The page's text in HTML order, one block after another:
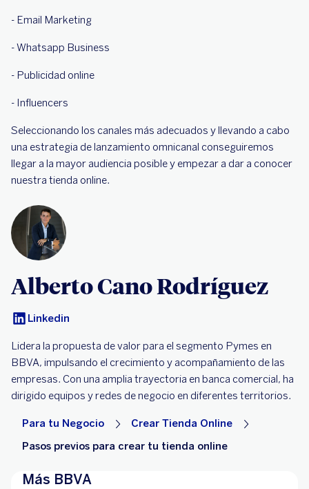
- Email Marketing
- Whatsapp Business
- Publicidad online
- Influencers
Seleccionando los canales más adecuados y llevando a cabo
una estrategia de lanzamiento omnicanal conseguiremos
llegar a la mayor audiencia posible y empezar a dar a conocer
nuestra tienda online.
Alberto Cano Rodríguez
Linkedin
Lidera la propuesta de valor para el segmento Pymes en
BBVA, impulsando el crecimiento y acompañamiento de las
empresas. Con una amplia trayectoria en banca comercial, ha
dirigido equipos y redes de negocio en diferentes territorios.
Para tu Negocio
Crear Tienda Online
Pasos previos para crear tu tienda online
Más BBVA